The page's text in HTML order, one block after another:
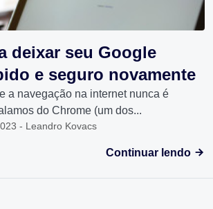
deixar seu Google
e seguro novamente
a navegação na internet nunca é
do Chrome (um dos...
- Leandro Kovacs
Continuar lendo